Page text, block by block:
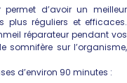
d’avoir un meilleur
plus réguliers et efficaces.
réparateur pendant vos
somnifère sur l’organisme,
d’environ 90 minutes :